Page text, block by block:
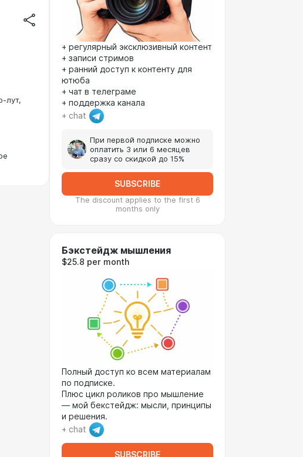
лут,
+ регулярный эксклюзивный контент
+ записи стримов
+ ранний доступ к контенту для
ютюба
+ чат в телеграме
+ поддержка канала
+ chat
При первой подписке можно
оплатить 3 или 6 месяцев
сразу со скидкой до 15%
SUBSCRIBE
The discount applies to the first 6
months only
Бэкстейдж мышления
$25.8 per month
Полный доступ ко всем материалам
по подписке.
Плюс цикл роликов про мышление
— мой бекстейдж: мысли, принципы
и решения.
+ chat
SUBSCRIBE